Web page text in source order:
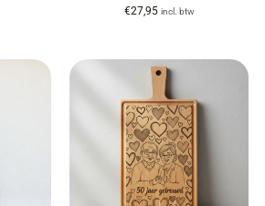
€27,95 incl. btw